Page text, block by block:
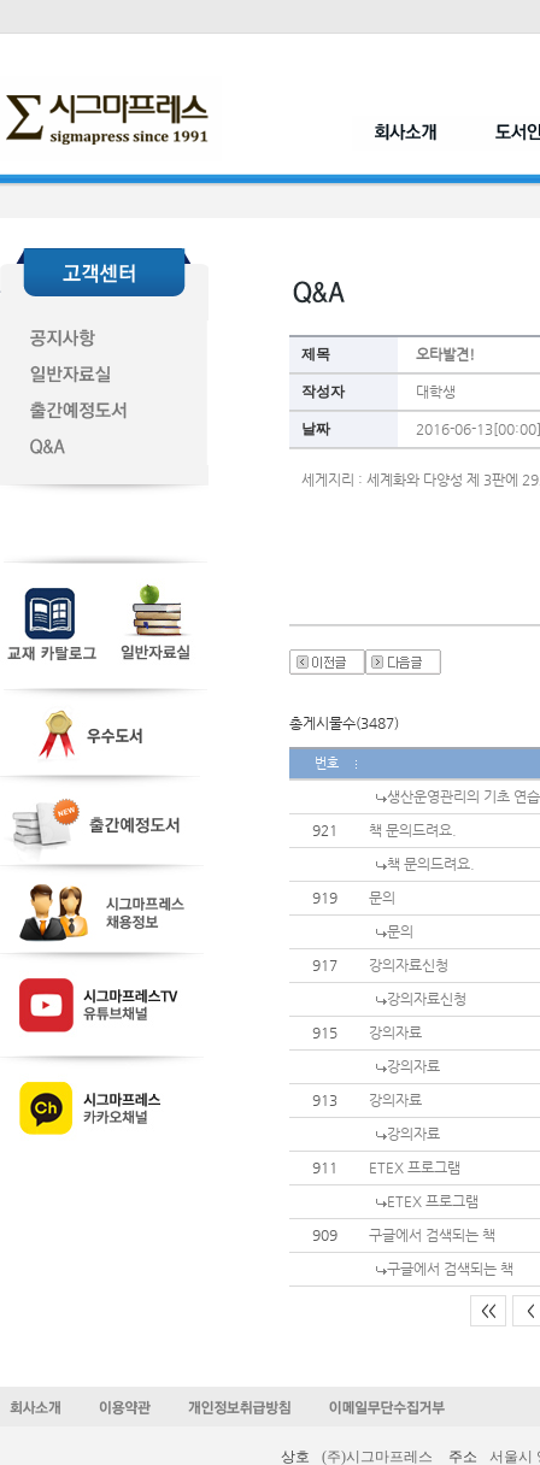
제목 오타발견!
작성자 대학생
날짜 2016-06-13[00:00]
세게지리 : 세계화와 다양성 제 3판에
총게시물수(3487)
번호
생산운영관리의 기초 연
921
책 문의드려요.
책 문의드려요.
919
문의
문의
917
강의자료신청
강의자료신청
915
강의자료
강의자료
913
강의자료
강의자료
911
ETEX 프로그램
ETEX 프로그램
909
구글에서 검색되는 책
구글에서 검색되는 책
<< <
상호 (주)시그마프레스 주소
서울시